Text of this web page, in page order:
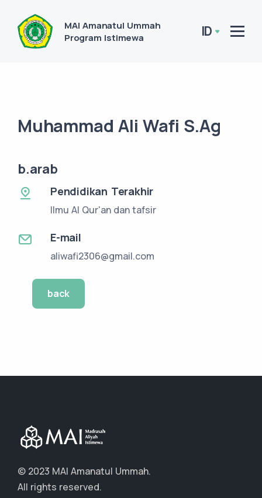
MAI Amanatul Ummah
Program Istimewa
ID
Muhammad Ali Wafi S.Ag
b.arab
Pendidikan Terakhir
Ilmu Al Qur'an dan tafsir
E-mail
aliwafi2306@gmail.com
back
© 2023 MAI Amanatul Ummah.
All rights reserved.